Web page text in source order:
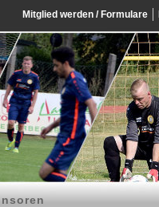
Mitglied werden / Formulare